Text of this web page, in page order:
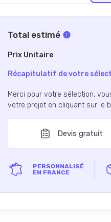
Total estimé
Prix Unitaire
Récapitulatif de votre
Merci pour votre sélection,
votre projet en cliquant sur le
Devis gratuit
PERSONNALISÉ
EN FRANCE